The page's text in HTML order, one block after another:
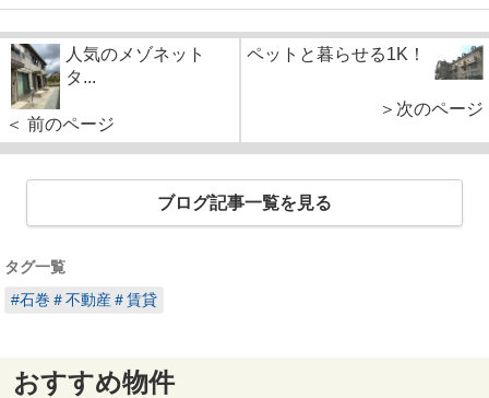
人気のメゾネット
タ...
＜ 前のページ
ペットと暮らせる1K！
＞次のページ
ブログ記事一覧を見る
タグ一覧
#石巻＃不動産＃賃貸
おすすめ物件